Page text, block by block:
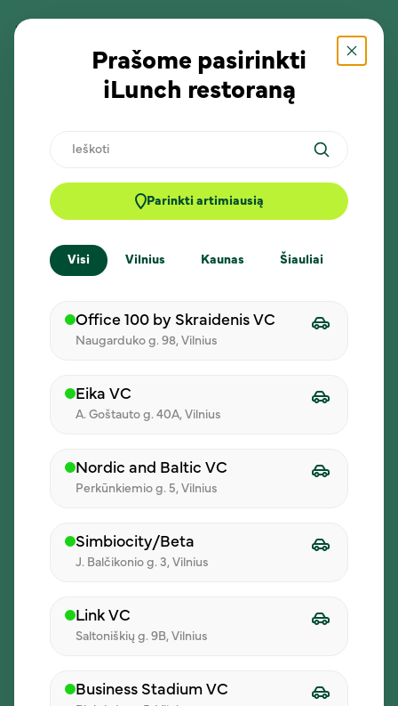
Pietaukite dar patogiau!
Paprasta administruoti
matykite visus pasirinkimus vienoje vietoje.
Kasdien naujas meniu
Kiekvienas dalyvis gali pasirinkti patiekalą iš
Pristatymas pasirinktu laiku
Pasirinkite adresą ir laiką, o mes
komandą.
Kaip tai veikia?
01
Sukurkite užsakymą
Prašome pasirinkti
iLunch restoraną
Ieškoti
Parinkti artimiausią
Visi Vilnius Kaunas Šiauliai
Office 100 by Skraidenis VC
Naugarduko g. 98, Vilnius
Eika VC
A. Goštauto g. 40A, Vilnius
Nordic and Baltic VC
Perkūnkiemio g. 5, Vilnius
Simbiocity/Beta
J. Balčikonio g. 3, Vilnius
Link VC
Saltoniškių g. 9B, Vilnius
Business Stadium VC